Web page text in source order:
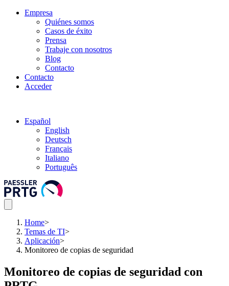
Empresa
Quiénes somos
Casos de éxito
Prensa
Trabaje con nosotros
Blog
Contacto
Contacto
Acceder
Español
English
Deutsch
Français
Italiano
Português
Home>
Temas de TI>
Aplicación>
Monitoreo de copias de seguridad
Monitoreo de copias de seguridad con